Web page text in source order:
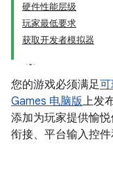
硬件性能层级
玩家最低要求
获取开发者模拟器
您的游戏必须满足
Games 电脑版上发
添加为玩家提供愉
衔接、平台输入控